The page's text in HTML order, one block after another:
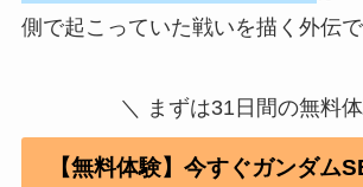
側で起こっていた戦いを描く外伝で
＼ まずは31日間の無料
【無料体験】今すぐガンダム